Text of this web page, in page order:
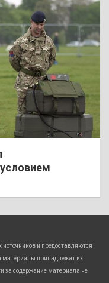
и предоставляются
материалы принадлежат их
за содержание материала не